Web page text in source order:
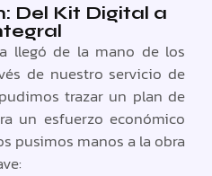
Del Kit Digital a
llegó de la mano de los
de nuestro servicio de
trazar un plan de
un esfuerzo económico
pusimos manos a la obra